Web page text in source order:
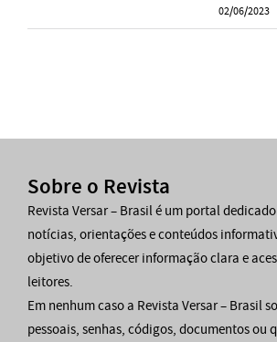
02/06/2023
Sobre o Revista
Revista Versar – Brasil é um portal
notícias, orientações e conteúdos
objetivo de oferecer informação clara e
leitores.
Em nenhum caso a Revista Versar – Brasil
pessoais, senhas, códigos, documentos ou